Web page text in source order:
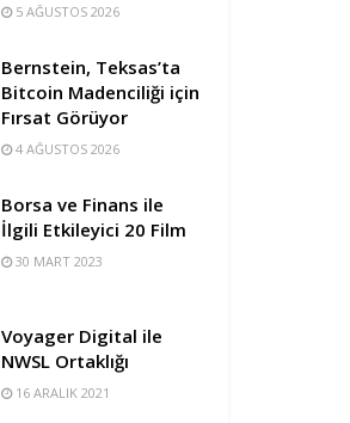
5 AĞUSTOS 2026
Bernstein, Teksas’ta
Bitcoin Madenciliği için
Fırsat Görüyor
4 AĞUSTOS 2026
Borsa ve Finans ile
İlgili Etkileyici 20 Film
30 MART 2023
Voyager Digital ile
NWSL Ortaklığı
16 ARALIK 2021